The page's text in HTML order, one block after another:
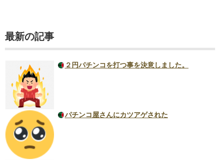
最新の記事
２円パチンコを打つ事を決意しました。
パチンコ屋さんにカツアゲされた